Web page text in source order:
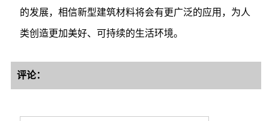
的发展，相信新型建筑材料将会有更广泛的应用，为人
类创造更加美好、可持续的生活环境。
评论：